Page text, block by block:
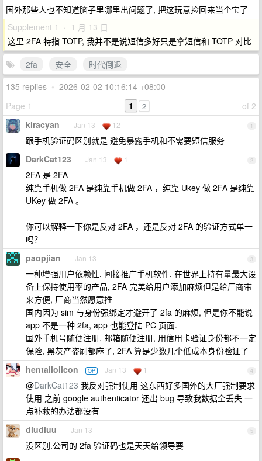
国外那些人也不知道脑子里哪里出问题了, 把这玩意捡回来当个宝了
Supplement 1 · 1 月 13 日
这里 2FA 特指 TOTP, 我并不是说短信多好只是拿短信和 TOTP 对比
2fa
安全
时代倒退
135 replies • 2026-02-02 10:16:14 +08:00
Page 1
of 2
1 2
1
kiracyan Jan 13 12
跟手机验证码区别就是 避免暴露手机和不需要短信服务
2
DarkCat123 Jan 13 1
2FA 是 2FA
纯靠手机做 2FA 是纯靠手机做 2FA ，纯靠 Ukey 做 2FA 是纯靠
UKey 做 2FA 。
你可以解释一下你是反对 2FA ，还是反对 2FA 的验证方式单一
吗？
3
paopjian Jan 13
一种增强用户依赖性, 间接推广手机软件, 在世界上持有量最大设
备上保持使用率的产品, 2FA 完美给用户添加麻烦但是给厂商带
来方便, 厂商当然愿意推
国内因为 sim 与身份强绑定才避开了 2fa 的麻烦, 但是你不能说
app 不是一种 2fa, app 也能登陆 PC 页面.
国外手机号随便注册, 邮箱随便注册, 用信用卡验证身份都不一定
保险, 黑灰产盗刷都麻了, 2FA 算是少数几个低成本身份验证了
4
hentailolicon OP Jan 13 1
@DarkCat123 我反对强制使用 这东西好多国外的大厂强制要求
使用 之前 google authenticator 还出 bug 导致我数据全丢失 一
点补救的办法都没有
5
diudiuu Jan 13
没区别.公司的 2fa 验证码也是天天给领导要